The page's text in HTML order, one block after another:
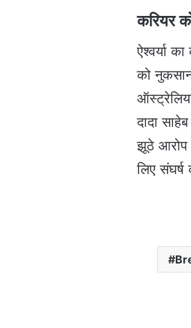
करियर
ऐश्वर्या
को
दादा
झूठे आरोप
लिए